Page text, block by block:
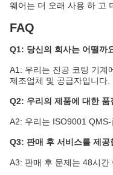
웨어는 더 오래 사용 하 고
FAQ
Q1: 당신의 회사는 어떨까
A1: 우리는 진공 코팅 기계
제조업체 및 공급자입니다.
Q2: 우리의 제품에 대한
A2: 우리는 ISO9001
Q3: 판매 후 서비스를 제공
A3: 판매 후 문제는 48시간